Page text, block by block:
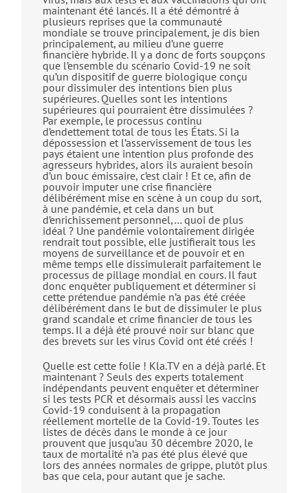
maintenant été lancés. Il a été démontré à
plusieurs reprises que la communauté
mondiale se trouve principalement, je dis bien
principalement, au milieu d’une guerre
financière hybride. Il y a donc de forts soupçons
que l’ensemble du scénario Covid-19 ne soit
qu’un dispositif de guerre biologique conçu
pour dissimuler des intentions bien plus
supérieures. Quelles sont les intentions
supérieures qui pourraient être dissimulées ?
Par exemple, le processus continu
d’endettement total de tous les États. Si la
dépossession et l’asservissement de tous les
pays étaient une intention plus profonde des
agresseurs hybrides, alors ils auraient besoin
d’un bouc émissaire, c’est clair ! Et ce, afin de
pouvoir imputer une crise financière
délibérément mise en scène à un coup du sort,
à une pandémie, et cela dans un but
d’enrichissement personnel,… quoi de plus
idéal ? Une pandémie volontairement dirigée
rendrait tout possible, elle justifierait tous les
moyens de surveillance et de pouvoir et en
même temps elle dissimulerait parfaitement le
processus de pillage mondial en cours. Il faut
donc enquêter publiquement et déterminer si
cette prétendue pandémie n’a pas été créée
délibérément dans le but de dissimuler le plus
grand scandale et crime financier de tous les
temps. Il a déjà été prouvé noir sur blanc que
des brevets sur les virus Covid ont été créés !
Quelle est cette folie ! Kla.TV en a déjà parlé. Et
maintenant ? Seuls des experts totalement
indépendants peuvent enquêter et déterminer
si les tests PCR et désormais aussi les vaccins
Covid-19 conduisent à la propagation
réellement mortelle de la Covid-19. Toutes les
listes de décès dans le monde à ce jour
prouvent que jusqu’au 30 décembre 2020, le
taux de mortalité n’a pas été plus élevé que
lors des années normales de grippe, plutôt plus
bas que cela, pour autant que je sache.